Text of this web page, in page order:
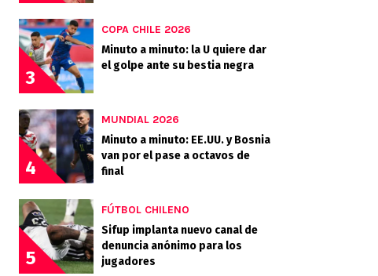
3
COPA CHILE 2026
Minuto a minuto: la U quiere dar
el golpe ante su bestia negra
4
MUNDIAL 2026
Minuto a minuto: EE.UU. y Bosnia
van por el pase a octavos de
final
5
FÚTBOL CHILENO
Sifup implanta nuevo canal de
denuncia anónimo para los
jugadores